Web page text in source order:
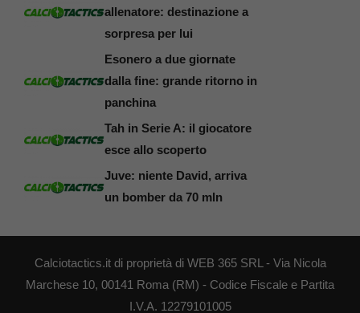
allenatore: destinazione a
sorpresa per lui
Esonero a due giornate
dalla fine: grande ritorno in
panchina
Tah in Serie A: il giocatore
esce allo scoperto
Juve: niente David, arriva
un bomber da 70 mln
Calciotactics.it di proprietà di WEB 365 SRL - Via Nicola
Marchese 10, 00141 Roma (RM) - Codice Fiscale e Partita
I.V.A. 12279101005